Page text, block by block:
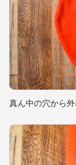
真ん中の穴から外